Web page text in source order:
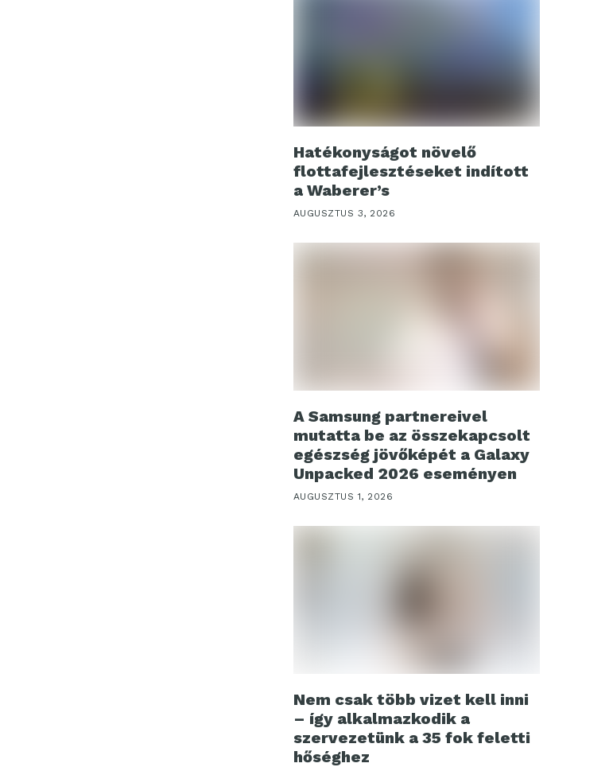
Hatékonyságot növelő
flottafejlesztéseket indított
a Waberer’s
AUGUSZTUS 3, 2026
A Samsung partnereivel
mutatta be az összekapcsolt
egészség jövőképét a Galaxy
Unpacked 2026 eseményen
AUGUSZTUS 1, 2026
Nem csak több vizet kell inni
– így alkalmazkodik a
szervezetünk a 35 fok feletti
hőséghez